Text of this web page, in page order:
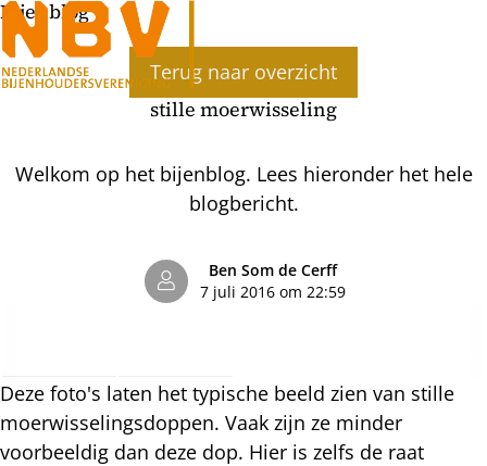
Bijenblog
Terug naar overzicht
stille moerwisseling
Welkom op het bijenblog. Lees hieronder het hele
blogbericht.
Ben Som de Cerff
7 juli 2016 om 22:59
Deze foto's laten het typische beeld zien van stille
moerwisselingsdoppen. Vaak zijn ze minder
voorbeeldig dan deze dop. Hier is zelfs de raat